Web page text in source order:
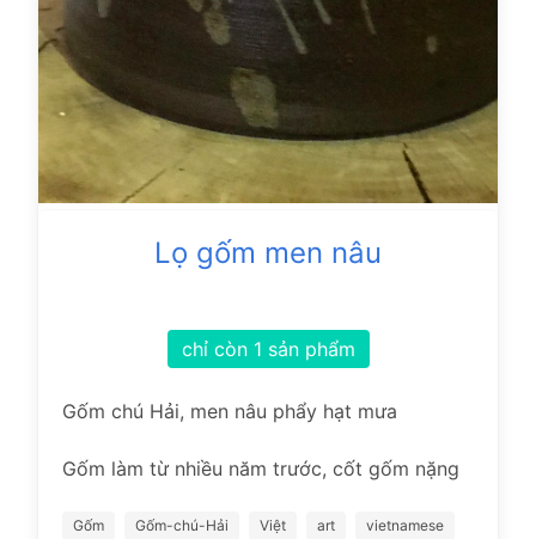
Lọ gốm men nâu
chỉ còn 1 sản phẩm
Gốm chú Hải, men nâu phẩy hạt mưa
Gốm làm từ nhiều năm trước, cốt gốm nặng
Gốm Gốm-chú-Hải Việt art vietnamese